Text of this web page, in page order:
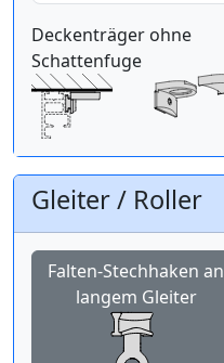
Deckenträger ohne
Schattenfuge
Gleiter / Roller
Falten-Stechhaken an
langem Gleiter